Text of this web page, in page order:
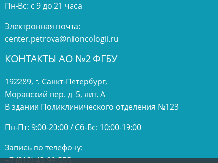
Пн-Вс: с 9 до 21 часа
Электронная почта:
center.petrova@niioncologii.ru
КОНТАКТЫ АО №2 ФГБУ
192289, г. Санкт-Петербург,
Моравский пер. д. 5, лит. А
В здании Поликлинического отделения №123
Пн-Пт: 9:00-20:00 / Сб-Вс: 10:00-19:00
Запись по телефону:
+7 (812) 43-99-555